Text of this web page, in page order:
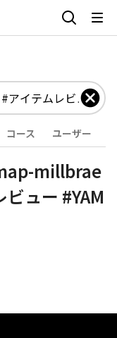
コース ユーザー
millbrae
ュー #YAM